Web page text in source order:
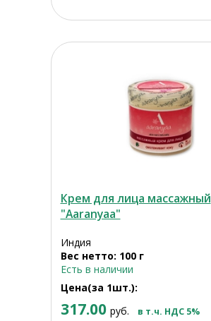
Крем для лица массажный
"Aaranyaa"
Индия
Вес нетто: 100 г
Есть в наличии
Цена(за 1шт.):
317.00 руб. в т.ч. НДС 5%